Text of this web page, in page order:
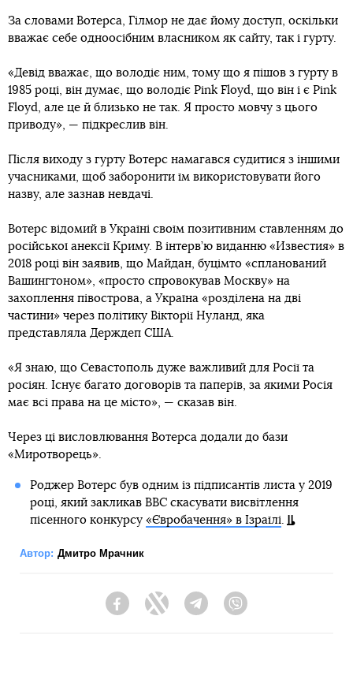
За словами Вотерса, Гілмор не дає йому доступ, оскільки
вважає себе одноосібним власником як сайту, так і гурту.
«Девід вважає, що володіє ним, тому що я пішов з гурту в
1985 році, він думає, що володіє Pink Floyd, що він і є Pink
Floyd, але це й близько не так. Я просто мовчу з цього
приводу», — підкреслив він.
Після виходу з гурту Вотерс намагався судитися з іншими
учасниками, щоб заборонити їм використовувати його
назву, але зазнав невдачі.
Вотерс відомий в Україні своїм позитивним ставленням до
російської анексії Криму. В інтерв’ю виданню «Известия» в
2018 році він заявив, що Майдан, буцімто «спланований
Вашингтоном», «просто спровокував Москву» на
захоплення півострова, а Україна «розділена на дві
частини» через політику Вікторії Нуланд, яка
представляла Держдеп США.
«Я знаю, що Севастополь дуже важливий для Росії та
росіян. Існує багато договорів та паперів, за якими Росія
має всі права на це місто», — сказав він.
Через ці висловлювання Вотерса додали до бази
«Миротворець».
Роджер Вотерс був одним із підписантів листа у 2019
році, який закликав ВВС скасувати висвітлення
пісенного конкурсу «Євробачення» в Ізраїлі
Автор: Дмитро Мрачник
FacebookTwitter Telegram